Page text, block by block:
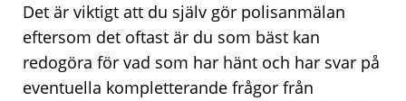
Det är viktigt att du själv gör polisanmälan
eftersom det oftast är du som bäst kan
redogöra för vad som har hänt och har svar på
eventuella kompletterande frågor från